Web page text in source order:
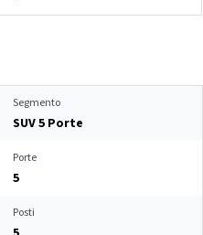
Segmento
SUV 5 Porte
Porte
5
Posti